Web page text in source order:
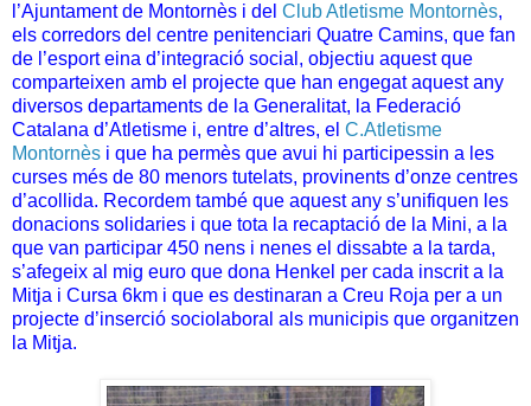
l’Ajuntament de Montornès i del Club Atletisme Montornès,
els corredors del centre penitenciari Quatre Camins, que fan
de l’esport eina d’integració social, objectiu aquest que
comparteixen amb el projecte que han engegat aquest any
diversos departaments de la Generalitat, la Federació
Catalana d’Atletisme i, entre d’altres, el C.Atletisme
Montornès i que ha permès que avui hi participessin a les
curses més de 80 menors tutelats, provinents d’onze centres
d’acollida. Recordem també que aquest any s’unifiquen les
donacions solidaries i que tota la recaptació de la Mini, a la
que van participar 450 nens i nenes el dissabte a la tarda,
s’afegeix al mig euro que dona Henkel per cada inscrit a la
Mitja i Cursa 6km i que es destinaran a Creu Roja per a un
projecte d’inserció sociolaboral als municipis que organitzen
la Mitja.